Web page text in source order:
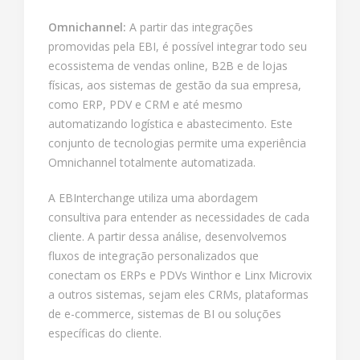
Omnichannel: A partir das integrações
promovidas pela EBI, é possível integrar todo seu
ecossistema de vendas online, B2B e de lojas
físicas, aos sistemas de gestão da sua empresa,
como ERP, PDV e CRM e até mesmo
automatizando logística e abastecimento. Este
conjunto de tecnologias permite uma experiência
Omnichannel totalmente automatizada.
A EBInterchange utiliza uma abordagem
consultiva para entender as necessidades de cada
cliente. A partir dessa análise, desenvolvemos
fluxos de integração personalizados que
conectam os ERPs e PDVs Winthor e Linx Microvix
a outros sistemas, sejam eles CRMs, plataformas
de e-commerce, sistemas de BI ou soluções
específicas do cliente.